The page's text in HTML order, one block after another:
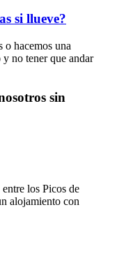
si llueve?
o hacemos una
y no tener que andar
sin
los Picos de
alojamiento con